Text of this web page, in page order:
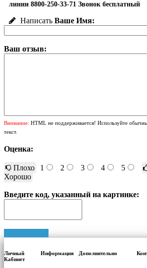
линии 8800-250-33-71 Звонок бесплатный
Написать Ваше Имя:
Ваш отзыв:
Внимание: HTML не поддерживается! Используйте
текст.
Оценка:
Плохо 1 2 3 4
5
Хорошо
Введите код, указанный на картинке:
Личный
Кабинет
Информация Дополнительно